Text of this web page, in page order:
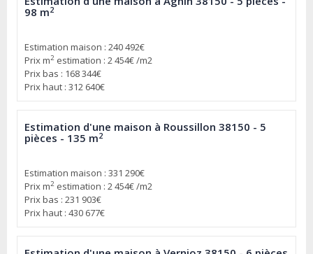
98 m2
Estimation maison : 240 492€
Prix m2 estimation : 2 454€ /m2
Prix bas : 168 344€
Prix haut : 312 640€
Estimation d'une maison à Roussillon 38150 - 5
pièces - 135 m2
Estimation maison : 331 290€
Prix m2 estimation : 2 454€ /m2
Prix bas : 231 903€
Prix haut : 430 677€